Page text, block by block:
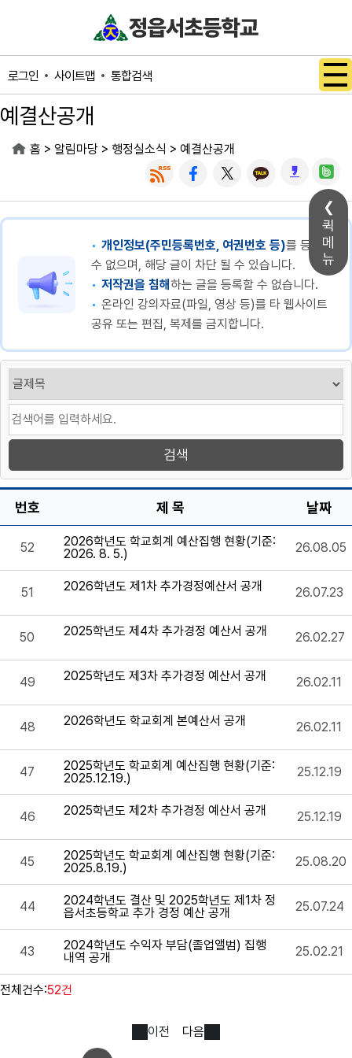
퀵
메
뉴
로그인 사이트맵 통합검색
예결산공개
홈 > 알림마당 > 행정실소식 > 예결산공개
개인정보(주민등록번호, 여권번호 등)를 등록할
수 없으며, 해당 글이 차단 될 수 있습니다.
저작권을 침해하는 글을 등록할 수 없습니다.
온라인 강의자료(파일, 영상 등)를 타 웹사이트
공유 또는 편집, 복제를 금지합니다.
번호 제 목 날짜
52
2026학년도 학교회계 예산집행 현황(기준:
2026. 8. 5.)
26.08.05
51 2026학년도 제1차 추가경정예산서 공개 26.07.23
50 2025학년도 제4차 추가경정 예산서 공개 26.02.27
49 2025학년도 제3차 추가경정 예산서 공개 26.02.11
48 2026학년도 학교회계 본예산서 공개 26.02.11
47
2025학년도 학교회계 예산집행 현황(기준:
2025.12.19.)
25.12.19
46 2025학년도 제2차 추가경정 예산서 공개 25.12.19
45
2025학년도 학교회계 예산집행 현황(기준:
2025.8.19.)
25.08.20
44
2024학년도 결산 및 2025학년도 제1차 정
읍서초등학교 추가 경정 예산 공개
25.07.24
43
2024학년도 수익자 부담(졸업앨범) 집행
내역 공개
25.02.21
전체건수:52건
이전 다음